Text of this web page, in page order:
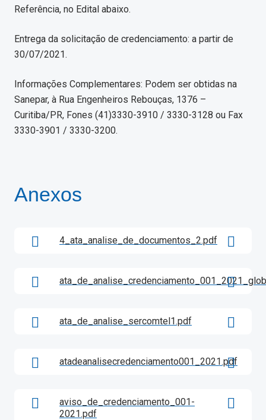
Referência, no Edital abaixo.
Entrega da solicitação de credenciamento: a partir de
30/07/2021.
Informações Complementares: Podem ser obtidas na
Sanepar, à Rua Engenheiros Rebouças, 1376 –
Curitiba/PR, Fones (41)3330-3910 / 3330-3128 ou Fax
3330-3901 / 3330-3200.
Anexos
4_ata_analise_de_documentos_2.pdf
ata_de_analise_sercomtel1.pdf
atadeanalisecredenciamento001_2021.pdf
aviso_de_credenciamento_001-
2021.pdf